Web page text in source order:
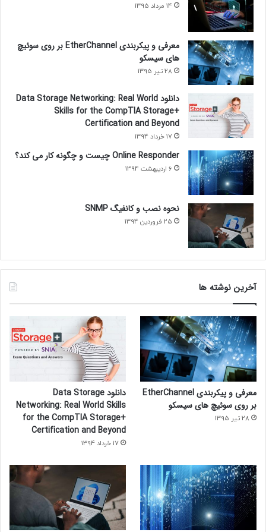
14 مرداد 1395
معرفی و پیکربندی EtherChannel بر روی سوئیچ
های سیسکو
28 تیر 1395
دانلود Data Storage Networking: Real World
Skills for the CompTIA Storage+
Certification and Beyond
17 خرداد 1394
Online Responder چیست و چگونه کار می کند؟
6 اردیبهشت 1394
نحوه نصب و کانفیگ SNMP
25 فروردین 1394
آخرین نوشته ها
معرفی و پیکربندی EtherChannel
بر روی سوئیچ های سیسکو
28 تیر 1395
دانلود Data Storage
Networking: Real World Skills
for the CompTIA Storage+
Certification and Beyond
17 خرداد 1394